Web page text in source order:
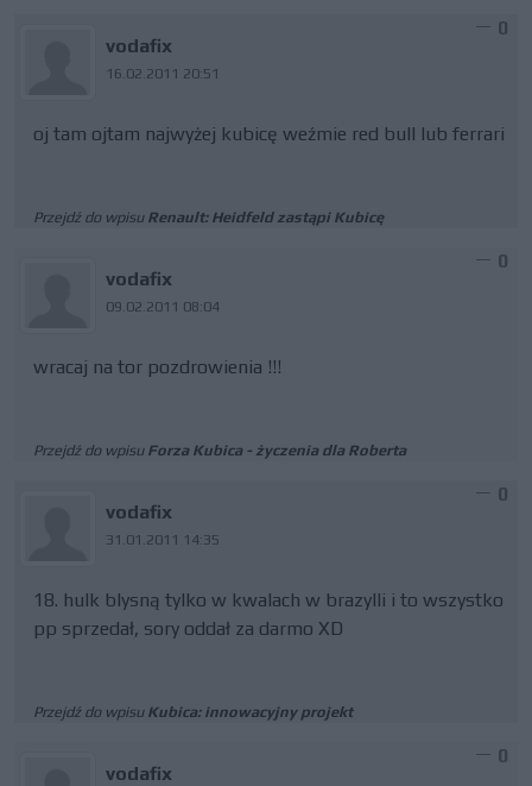
vodafix
16.02.2011 20:51
0
oj tam ojtam najwyżej kubicę weźmie red bull lub ferrari
Przejdź do wpisu Renault: Heidfeld zastąpi Kubicę
vodafix
09.02.2011 08:04
0
wracaj na tor pozdrowienia !!!
Przejdź do wpisu Forza Kubica - życzenia dla Roberta
vodafix
31.01.2011 14:35
0
18. hulk blysną tylko w kwalach w brazylli i to wszystko
pp sprzedał, sory oddał za darmo XD
Przejdź do wpisu Kubica: innowacyjny projekt
vodafix
0